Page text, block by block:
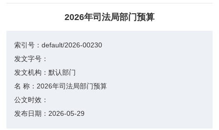
2026年司法局部门预算
索引号：default/2026-00230
发文字号：
发文机构：默认部门
名 称： 2026年司法局部门预算
公文时效：
发布日期： 2026-05-29